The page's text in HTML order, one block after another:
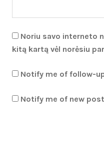
Noriu savo interneto
kitą kartą vėl norėsiu
Notify me of follow-
Notify me of new